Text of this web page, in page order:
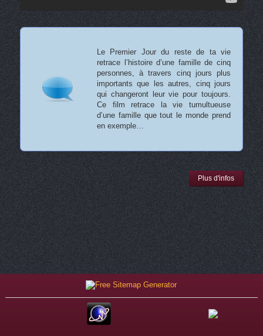
Le Premier Jour du reste de ta vie
retrace l’histoire d’une famille de cinq
personnes, à travers cinq jours plus
importants que les autres, cinq jours
qui changeront leur vie pour toujours.
Ce film retrace la vie tumultueuse
d’une famille que tout le monde prend
en exemple…
Plus d'infos